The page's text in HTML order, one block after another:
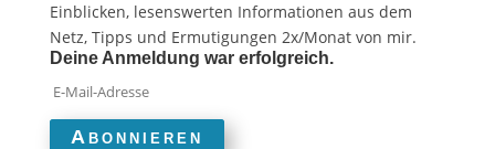
Einblicken, lesenswerten Informationen aus dem
Netz, Tipps und Ermutigungen 2x/Monat von mir.
Deine Anmeldung war erfolgreich.
Abonnieren